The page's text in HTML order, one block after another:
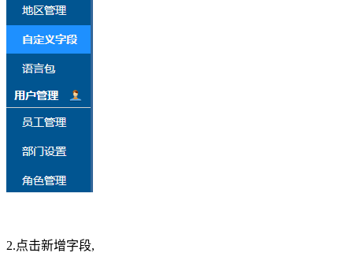
2.点击新增字段,